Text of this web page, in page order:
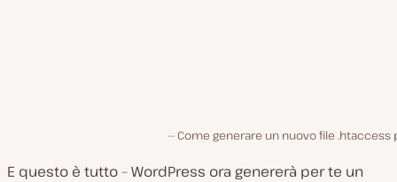
Come generare un nuovo file .htaccess
E questo è tutto – WordPress ora genererà per te un